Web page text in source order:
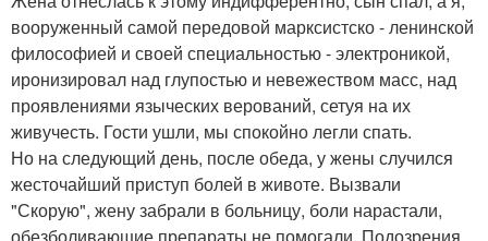
вооруженный самой передовой марксистско - ленинской
философией и своей специальностью - электроникой,
иронизировал над глупостью и невежеством масс, над
проявлениями языческих верований, сетуя на их
живучесть. Гости ушли, мы спокойно легли спать.
Но на следующий день, после обеда, у жены случился
жесточайший приступ болей в животе. Вызвали
"Скорую", жену забрали в больницу, боли нарастали,